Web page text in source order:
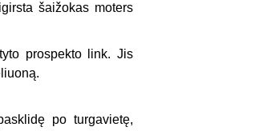
šaižokas moters
prospekto link. Jis
po turgavietę,